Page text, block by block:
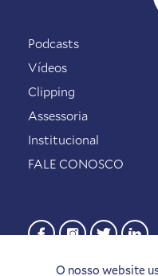
O nosso website
Podcasts
Vídeos
Clipping
Assessoria
Institucional
FALE CONOSCO